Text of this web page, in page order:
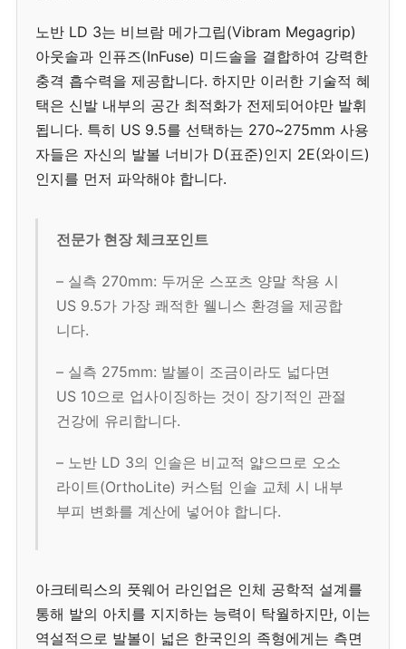
노반 LD 3는 비브람 메가그립(Vibram Megagrip)
아웃솔과 인퓨즈(InFuse) 미드솔을 결합하여 강력한
충격 흡수력을 제공합니다. 하지만 이러한 기술적 혜
택은 신발 내부의 공간 최적화가 전제되어야만 발휘
됩니다. 특히 US 9.5를 선택하는 270~275mm 사용
자들은 자신의 발볼 너비가 D(표준)인지 2E(와이드)
인지를 먼저 파악해야 합니다.
전문가 현장 체크포인트
– 실측 270mm: 두꺼운 스포츠 양말 착용 시
US 9.5가 가장 쾌적한 웰니스 환경을 제공합
니다.
– 실측 275mm: 발볼이 조금이라도 넓다면
US 10으로 업사이징하는 것이 장기적인 관절
건강에 유리합니다.
– 노반 LD 3의 인솔은 비교적 얇으므로 오소
라이트(OrthoLite) 커스텀 인솔 교체 시 내부
부피 변화를 계산에 넣어야 합니다.
아크테릭스의 풋웨어 라인업은 인체 공학적 설계를
통해 발의 아치를 지지하는 능력이 탁월하지만, 이는
역설적으로 발볼이 넓은 한국인의 족형에게는 측면